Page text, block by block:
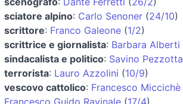
sciatore alpino: Carlo Senoner (24/10)
scrittore: Franco Galeone (1/2)
scrittrice e giornalista: Barbara Alberti
sindacalista e politico: Savino Pezzotta
terrorista: Lauro Azzolini (10/9)
vescovo cattolico: Francesco Miccichè
Francesco Guido Ravinale (17/4)